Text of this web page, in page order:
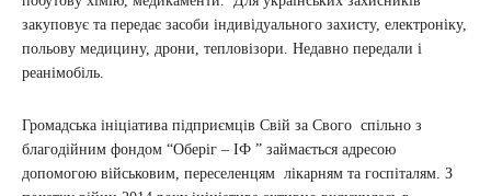
закуповує та передає засоби індивідуального захисту, електроніку,
польову медицину, дрони, тепловізори. Недавно передали і
реанімобіль.
Громадська ініціатива підприємців Свій за Свого спільно з
благодійним фондом “Оберіг – ІФ ” займається адресою
допомогою військовим, переселенцям лікарням та госпіталям. З